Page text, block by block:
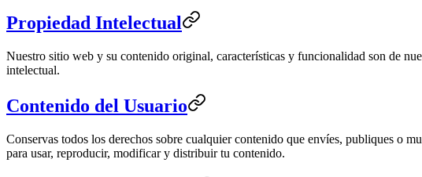
Propiedad Intelectual
Nuestro sitio web y su contenido original, características y funcionalidad son de
intelectual.
Contenido del Usuario
Conservas todos los derechos sobre cualquier contenido que envíes, publiques o
para usar, reproducir, modificar y distribuir tu contenido.